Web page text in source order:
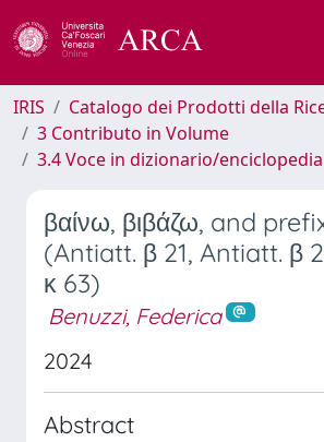
IRIS
Catalogo dei Prodotti della
3 Contributo in Volume
3.4 Voce in dizionario/enciclopedia
βαίνω, βιβάζω, and
(Antiatt. β 21, Antiatt. β
κ 63)
Benuzzi, Federica
2024
Abstract